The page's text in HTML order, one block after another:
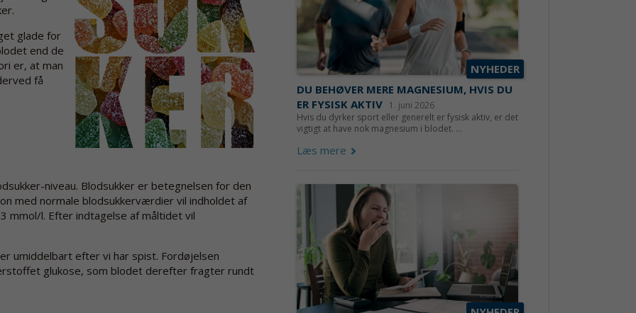
glade for
end de
er, at man
få
niveau. Blodsukker er betegnelsen for den
med normale blodsukkerværdier vil indholdet af
mmol/l. Efter indtagelse af måltidet vil
umiddelbart efter vi har spist. Fordøjelsen
glukose, som blodet derefter fragter rundt
NYHEDER
DU BEHØVER MERE MAGNESIUM, HVIS DU
ER FYSISK AKTIV 1. juni 2026
Hvis du dyrker sport eller generelt er fysisk aktiv, er det
vigtigt at have nok magnesium i blodet. ...
Læs mere